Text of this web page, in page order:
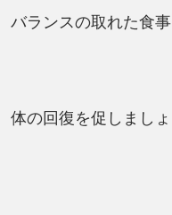
バランスの取れた食事
体の回復を促しましょ